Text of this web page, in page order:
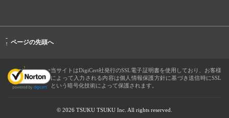
-
↑ ページの先頭へ
当サイトはDigiCert社発行のSSL電子証明書を使用しており、お客様
によって入力される内容は個人情報保護方針に基づき送信時にSSL
という暗号化技術によって保護されます。
© 2026 TSUKU TSUKU Inc. All rights reserved.